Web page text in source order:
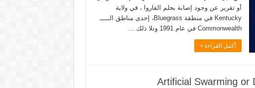
أو تقرير عن وجود إصابة بحلم الفاروا ، في ولاية
Kentucky في منطقة Bluegrass، إحدى مناطق الـــــ
Commonwealth في عام 1991 وتلا ذلك …
أكمل القراءة »